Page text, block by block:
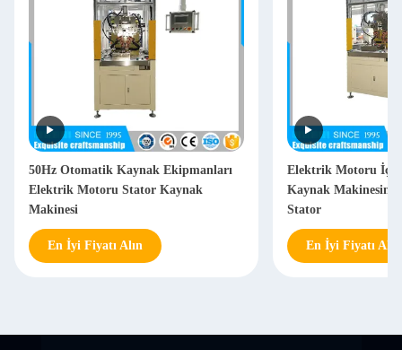
50Hz Otomatik Kaynak Ekipmanları
Elektrik Motoru Stator Kaynak
Makinesi
En İyi Fiyatı Alın
Elektrik Motoru
Kaynak Makinesine
Stator
En İyi Fiyatı Alın